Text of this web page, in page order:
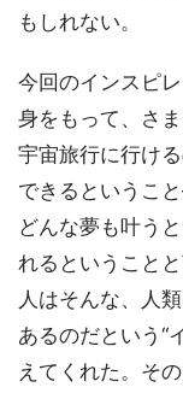
もしれない。
今回のインスピ
身をもって、さ
宇宙旅行に行け
できるというこ
どんな夢も叶う
れるということ
人はそんな、人
あるのだという“
えてくれた。そ